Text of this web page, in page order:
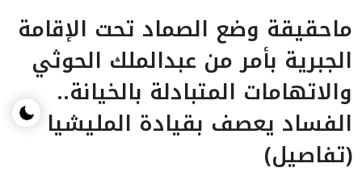
ماحقيقة وضع الصماد تحت الإقامة
الجبرية بأمر من عبدالملك الحوثي
والاتهامات المتبادلة بالخيانة..
الفساد يعصف بقيادة المليشيا
(تفاصيل)